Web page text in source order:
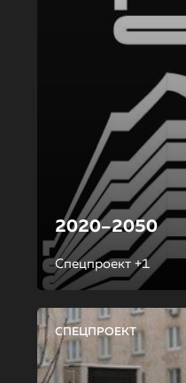
2020–2050
Спецпроект +1
СПЕЦПРОЕКТ